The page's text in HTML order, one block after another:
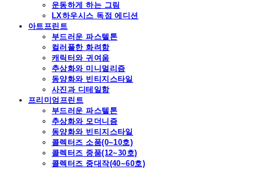
운동하게 하는 그림
LX하우시스 독점 에디션
아트프린트
부드러운 파스텔톤
컬러풀한 화려함
캐릭터와 귀여움
추상화와 미니멀리즘
동양화와 빈티지스타일
사진과 디테일함
프리미엄프린트
부드러운 파스텔톤
추상화와 모더니즘
동양화와 빈티지스타일
콜렉터즈 소품(0~10호)
콜렉터즈 중품(12~30호)
콜렉터즈 중대작(40~60호)